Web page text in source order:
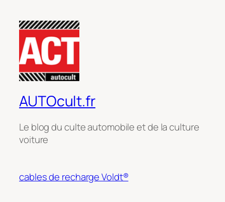
AUTOcult.fr
Le blog du culte automobile et de la culture
voiture
cables de recharge Voldt®